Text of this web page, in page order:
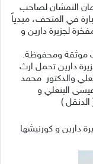
النمشان لصاحب
في المتحف، مبدياً
لجزيرة دارين و
موثقة ومحفوظة.
دارين تحمل ارث
والدكتور محمد
البنعلي و
)
دارين و كورنيشها